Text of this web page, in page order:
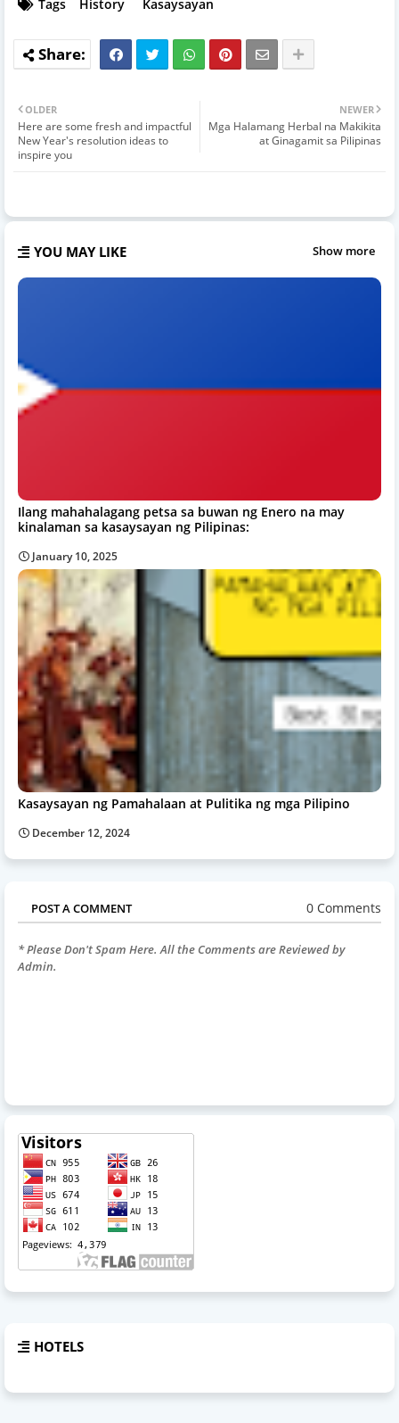
Tags History Kasaysayan
NEWER
Mga Halamang Herbal na Makikita
at Ginagamit sa Pilipinas
OLDER
Here are some fresh and impactful
New Year's resolution ideas to
inspire you
YOU MAY LIKE Show more
Ilang mahahalagang petsa sa buwan ng Enero na may
kinalaman sa kasaysayan ng Pilipinas:
January 10, 2025
Kasaysayan ng Pamahalaan at Pulitika ng mga Pilipino
December 12, 2024
POST A COMMENT 0 Comments
* Please Don't Spam Here. All the Comments are Reviewed by
Admin.
HOTELS